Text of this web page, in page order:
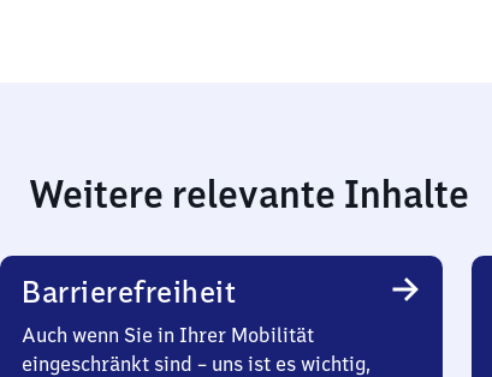
Weitere relevante Inhalte
Barrierefreiheit
Auch wenn Sie in Ihrer Mobilität
eingeschränkt sind – uns ist es wichtig,